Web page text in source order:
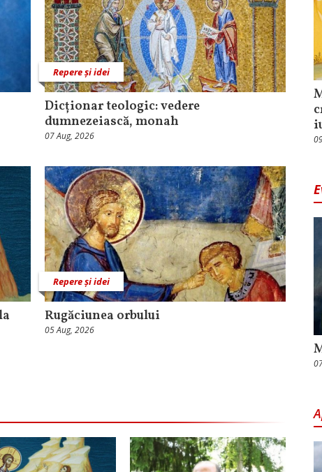
Repere și idei
Dicționar teologic: vedere
dumnezeiască, monah
07 Aug, 2026
Repere și idei
Rugăciunea orbului
05 Aug, 2026